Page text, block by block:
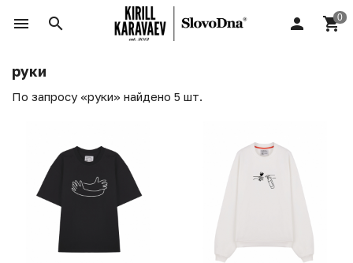
руки
По запросу «руки» найдено 5 шт.